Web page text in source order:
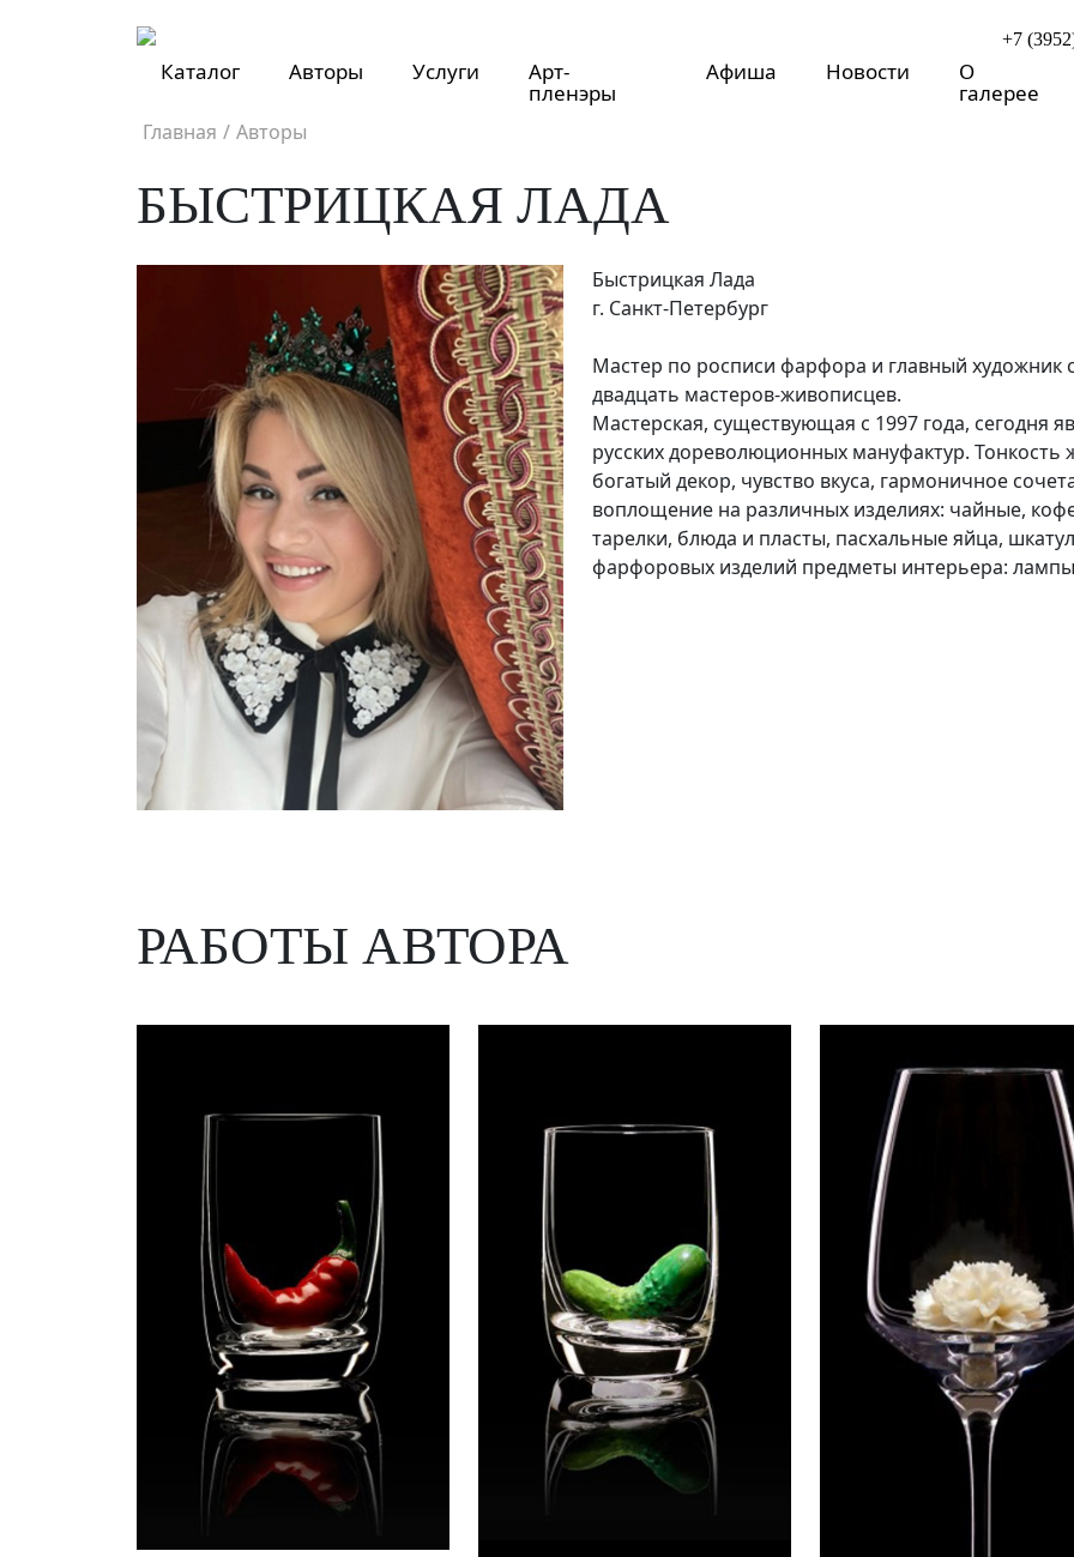
+7
Каталог Авторы Услуги Арт-
пленэры
Афиша Новости О
галерее
Главная / Авторы
БЫСТРИЦКАЯ ЛАДА
Быстрицкая Лада
г. Санкт-Петербург
Мастер по росписи фарфора и главный
двадцать мастеров-живописцев.
Мастерская, существующая с 1997 года, сегодня
русских дореволюционных мануфактур.
богатый декор, чувство вкуса, гармоничное
воплощение на различных изделиях: чайные,
тарелки, блюда и пласты, пасхальные яйца,
фарфоровых изделий предметы интерьера:
РАБОТЫ АВТОРА